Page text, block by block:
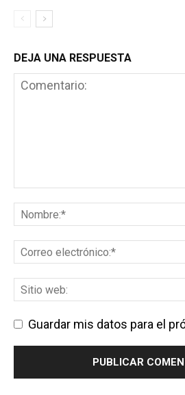
DEJA UNA RESPUESTA
Guardar mis datos para el